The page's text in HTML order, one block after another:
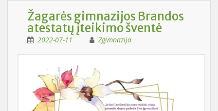
Žagarės gimnazijos Brandos
atestatų įteikimo šventė
2022-07-11 Zgimnazija